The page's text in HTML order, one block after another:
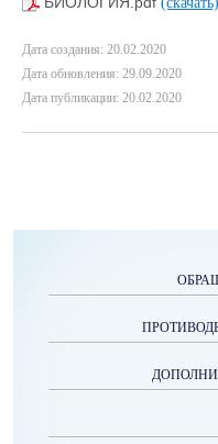
Дата создания: 20.02.2020
Дата обновления: 29.09.2020
Дата публикации: 20.02.2020